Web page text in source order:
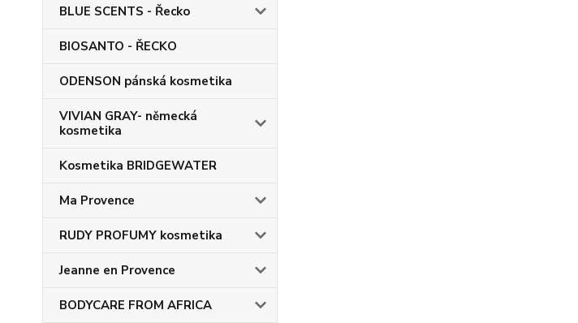
BLUE SCENTS - Řecko
BIOSANTO - ŘECKO
ODENSON pánská kosmetika
VIVIAN GRAY- německá
kosmetika
Kosmetika BRIDGEWATER
Ma Provence
RUDY PROFUMY kosmetika
Jeanne en Provence
BODYCARE FROM AFRICA